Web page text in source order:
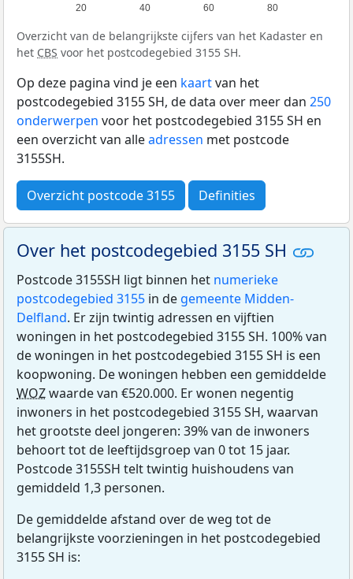
20 40 60 80
Overzicht van de belangrijkste cijfers van het Kadaster en
het CBS voor het postcodegebied 3155 SH.
Op deze pagina vind je een kaartvan het
postcodegebied 3155 SH, de data over meer dan 250
onderwerpen voor het postcodegebied 3155 SH en
een overzicht van alleadressen met postcode
3155SH.
Overzicht postcode 3155 Definities
Over het postcodegebied 3155 SH
Postcode 3155SH ligt binnen het numerieke
postcodegebied 3155 in de gemeente Midden-
Delfland. Er zijn twintig adressen en vijftien
woningen in het postcodegebied 3155 SH. 100% van
de woningen in het postcodegebied 3155 SH is een
koopwoning. De woningen hebben een gemiddelde
WOZwaarde van €520.000. Er wonen negentig
inwoners in het postcodegebied 3155 SH, waarvan
het grootste deel jongeren: 39% van de inwoners
behoort tot de leeftijdsgroep van 0 tot 15 jaar.
Postcode 3155SH telt twintig huishoudens van
gemiddeld 1,3 personen.
De gemiddelde afstand over de weg tot de
belangrijkste voorzieningen in het postcodegebied
3155 SH is: